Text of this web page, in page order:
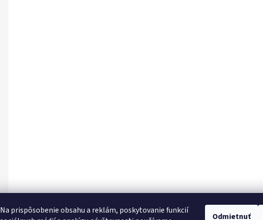
Na prispôsobenie obsahu a reklám, poskytovanie funkcií
Odmietnuť